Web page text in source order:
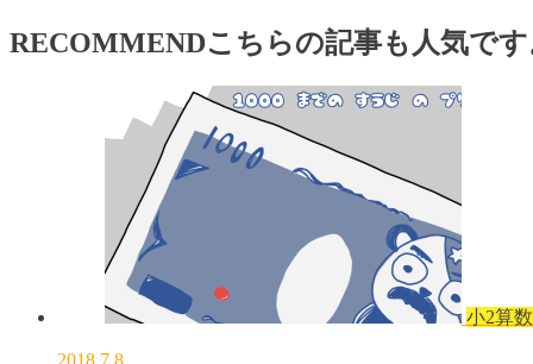
RECOMMENDこちらの記事も人気です
小2算数
2018.7.8